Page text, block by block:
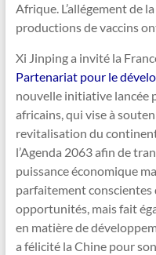
Afrique. L’allégement de
productions de vaccins
Xi Jinping a invité la
Partenariat pour le
nouvelle initiative lancée
africains, qui vise à
revitalisation du
l’Agenda 2063 afin de
puissance économique
parfaitement conscientes
opportunités, mais fait
en matière de
a félicité la Chine pour